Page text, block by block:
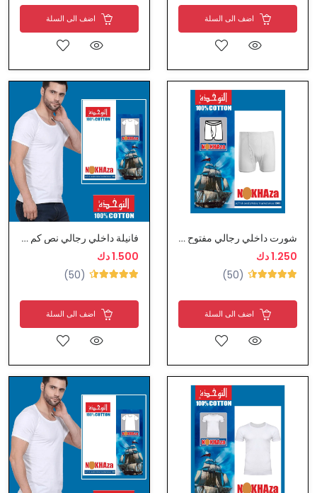
اضف الى السلة اضف الى السلة
شورت داخلي رجالي مفتوح ماركة النوخذة
1.250 دك
(50)
اضف الى السلة
فانيلة داخلي رجالي نص كم من النوخذة
1.500 دك
(50)
اضف الى السلة